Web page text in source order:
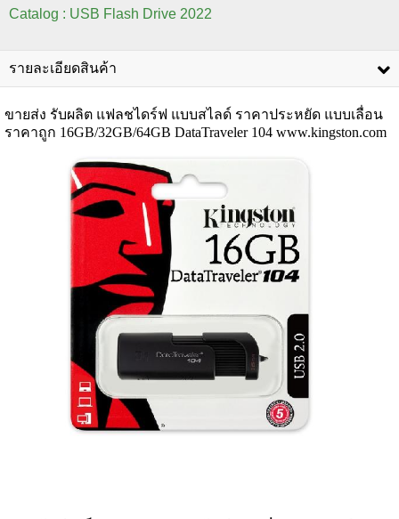
Catalog : USB Flash Drive 2022
รายละเอียดสินค้า
ขายส่ง รับผลิต แฟลชไดร์ฟ แบบสไลด์ ราคาประหยัด แบบเลื่อน
ราคาถูก 16GB/32GB/64GB DataTraveler 104 www.kingston.com